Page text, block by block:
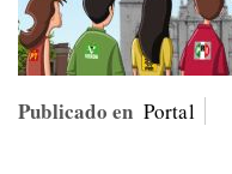
Publicado en Portal